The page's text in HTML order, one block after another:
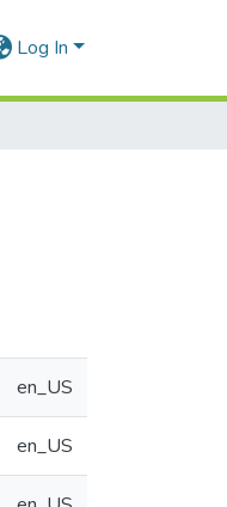
Log In
en_US
en_US